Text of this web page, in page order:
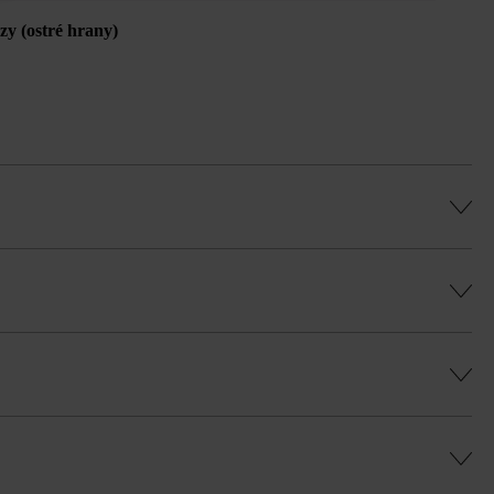
(ostré hrany)
DP30 (paralelná dodávka je
obmurovanie a vymurovanie